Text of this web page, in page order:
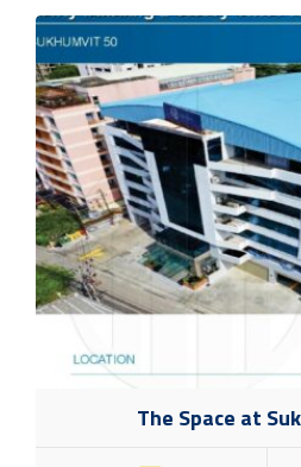
The Space at